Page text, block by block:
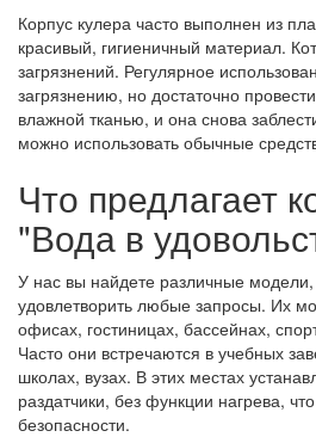
Корпус кулера часто выполнен из
красивый, гигиеничный материал.
загрязнений. Регулярное
загрязнению, но достаточно
влажной тканью, и она снова
можно использовать обычные
Что предлагает
"Вода в
У нас вы найдете различные
удовлетворить любые запросы. Их
офисах, гостиницах, бассейнах,
Часто они встречаются в учебных
школах, вузах. В этих местах
раздатчики, без функции нагрева,
безопасности.